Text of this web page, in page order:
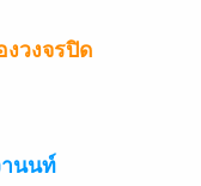
วงจรปิด
นนท์